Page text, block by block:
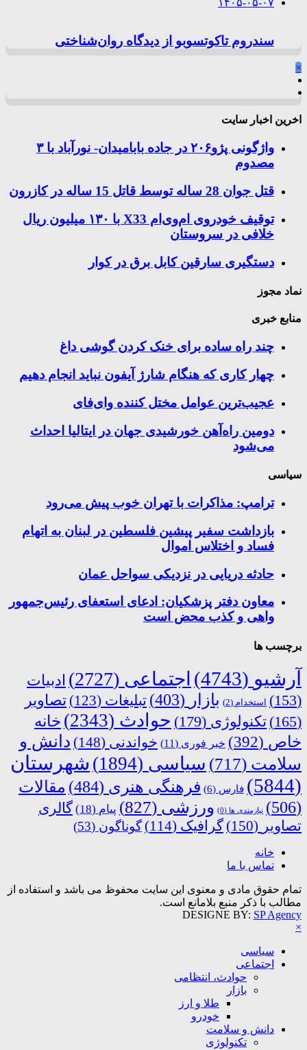
سندروم تاکوتسوبو از دیدگاه روان‌شناختی
×
اخرین اخبار سایت
واژگونی پژو۲۰۶ در جاده بابامیدان- نورآباد با ۳
مصدوم
قتل جوان 28 ساله توسط قاتل 15 ساله در کازرون
توقیف خودروی ام‌وی‌ام X33 با ۱۳۰ میلیون ریال
خلافی در سروستان
دستگیری سارقین کابل برق در کوار
نماد مجوز
منابع خبری
چند راه‌ ساده برای خنک کردن گوشی داغ
چهار کاری که هنگام شارژ آیفون نباید انجام دهیم
عجیب‌ترین عوامل مختل کننده وای‌فای
دومین راه‌آهن خورشیدی جهان در ایتالیا احداث
می‌شود
سیاسی
ترامپ: مذاکرات با تهران خوب پیش می‌رود
بازداشت سفیر پیشین فلسطین در لبنان به اتهام
فساد و اختلاس اموال
حادثه دریایی در نزدیکی سواحل عمان
معاون دفتر پزشکیان: ادعای استعفای رئیس‌جمهور
واهی و کذب محض است
برچسب ها
آرشیو (4743) اجتماعی (2727)
ادبیات
(153)
استخدام (2) بازار (403) تبلیغات (123)
تصاویر
(165)
تکنولوژی (179) حوادث (2343)
خانه
خاص (392) خبر فوری (11) خواندنی (148)
دانش و
سلامت (717) سیاسی (1894)
شهرستان
(5844)
فارس (6) فرهنگی هنری (484)
مقالات
(506)
نیازمندی ها (0) ورزشی (827) پیام (18)
گالری
تصاویر (150) گرافیک (114) گوناگون (53)
خانه
تماس با ما
تمام حقوق مادی و معنوی این سایت محفوظ می باشد و استفاده از
مطالب با ذکر منبع بلامانع است.
DESIGNE BY: SP Agency
×
سیاسی
اجتماعی
حوادث، انتظامی
بازار
طلا و ارز
خودرو
دانش و سلامت
تکنولوژی